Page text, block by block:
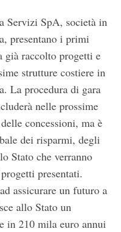
Servizi SpA, società in
presentano i primi
già raccolto progetti e
strutture costiere in
La procedura di gara
nelle prossime
concessioni, ma è
dei risparmi, degli
Stato che verranno
presentati.
assicurare un futuro a
allo Stato un
in 210 mila euro annui